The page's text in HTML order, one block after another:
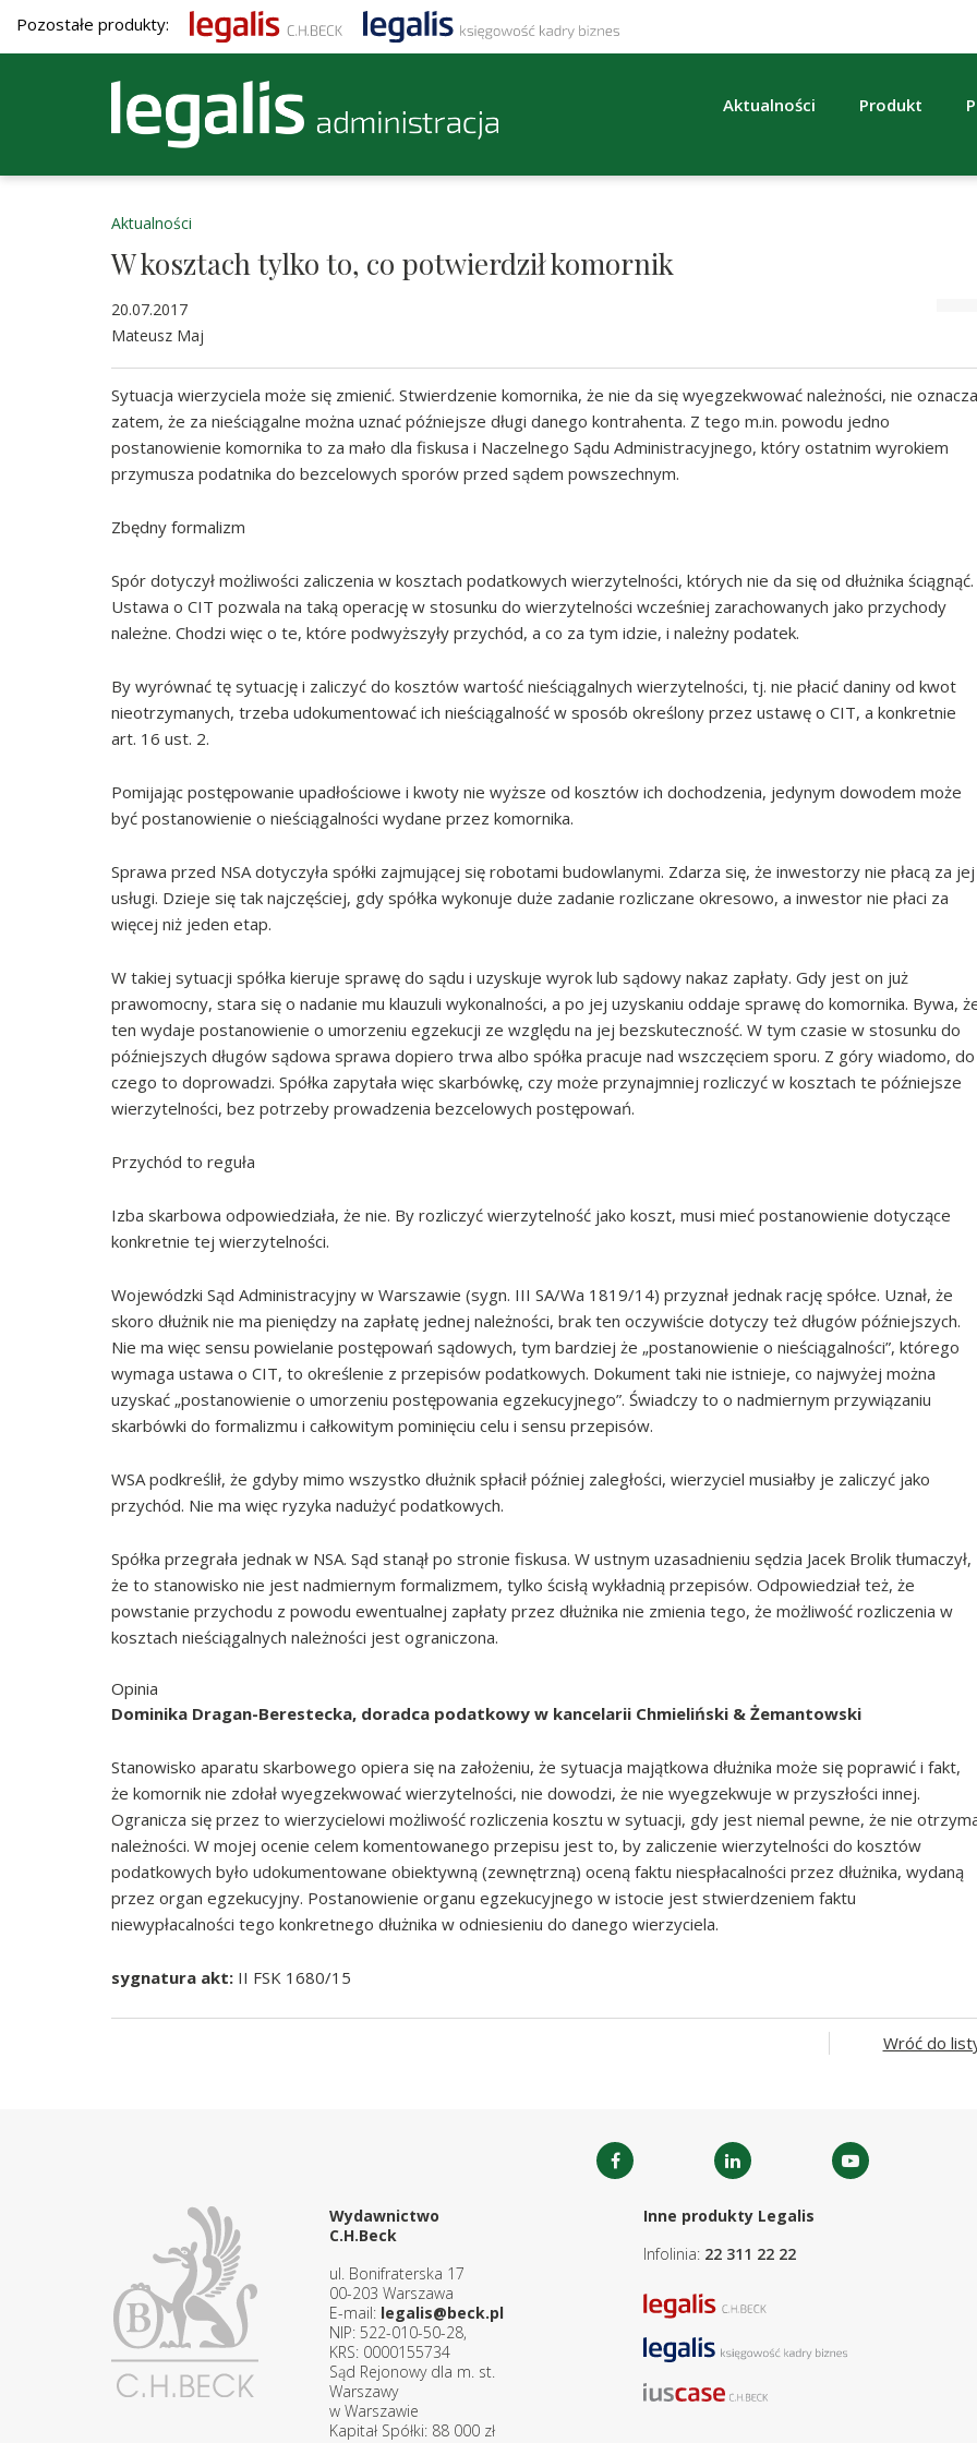
Pozostałe produkty:
Aktualności Produkt
Aktualności
W kosztach tylko to, co potwierdził komornik
20.07.2017
Mateusz Maj
Sytuacja wierzyciela może się zmienić. Stwierdzenie komornika, że nie da się wyegzekwować należności, nie oznacza
zatem, że za nieściągalne można uznać późniejsze długi danego kontrahenta. Z tego m.in. powodu jedno
postanowienie komornika to za mało dla fiskusa i Naczelnego Sądu Administracyjnego, który ostatnim wyrokiem
przymusza podatnika do bezcelowych sporów przed sądem powszechnym.
Zbędny formalizm
Spór dotyczył możliwości zaliczenia w kosztach podatkowych wierzytelności, których nie da się od dłużnika ściągnąć.
Ustawa o CIT pozwala na taką operację w stosunku do wierzytelności wcześniej zarachowanych jako przychody
należne. Chodzi więc o te, które podwyższyły przychód, a co za tym idzie, i należny podatek.
By wyrównać tę sytuację i zaliczyć do kosztów wartość nieściągalnych wierzytelności, tj. nie płacić daniny od kwot
nieotrzymanych, trzeba udokumentować ich nieściągalność w sposób określony przez ustawę o CIT, a konkretnie
art. 16 ust. 2.
Pomijając postępowanie upadłościowe i kwoty nie wyższe od kosztów ich dochodzenia, jedynym dowodem może
być postanowienie o nieściągalności wydane przez komornika.
Sprawa przed NSA dotyczyła spółki zajmującej się robotami budowlanymi. Zdarza się, że inwestorzy nie płacą za jej
usługi. Dzieje się tak najczęściej, gdy spółka wykonuje duże zadanie rozliczane okresowo, a inwestor nie płaci za
więcej niż jeden etap.
W takiej sytuacji spółka kieruje sprawę do sądu i uzyskuje wyrok lub sądowy nakaz zapłaty. Gdy jest on już
prawomocny, stara się o nadanie mu klauzuli wykonalności, a po jej uzyskaniu oddaje sprawę do komornika. Bywa,
ten wydaje postanowienie o umorzeniu egzekucji ze względu na jej bezskuteczność. W tym czasie w stosunku do
późniejszych długów sądowa sprawa dopiero trwa albo spółka pracuje nad wszczęciem sporu. Z góry wiadomo, do
czego to doprowadzi. Spółka zapytała więc skarbówkę, czy może przynajmniej rozliczyć w kosztach te późniejsze
wierzytelności, bez potrzeby prowadzenia bezcelowych postępowań.
Przychód to reguła
Izba skarbowa odpowiedziała, że nie. By rozliczyć wierzytelność jako koszt, musi mieć postanowienie dotyczące
konkretnie tej wierzytelności.
Wojewódzki Sąd Administracyjny w Warszawie (sygn. III SA/Wa 1819/14) przyznał jednak rację spółce. Uznał, że
skoro dłużnik nie ma pieniędzy na zapłatę jednej należności, brak ten oczywiście dotyczy też długów późniejszych.
Nie ma więc sensu powielanie postępowań sądowych, tym bardziej że „postanowienie o nieściągalności”, którego
wymaga ustawa o CIT, to określenie z przepisów podatkowych. Dokument taki nie istnieje, co najwyżej można
uzyskać „postanowienie o umorzeniu postępowania egzekucyjnego”. Świadczy to o nadmiernym przywiązaniu
skarbówki do formalizmu i całkowitym pominięciu celu i sensu przepisów.
WSA podkreślił, że gdyby mimo wszystko dłużnik spłacił później zaległości, wierzyciel musiałby je zaliczyć jako
przychód. Nie ma więc ryzyka nadużyć podatkowych.
Spółka przegrała jednak w NSA. Sąd stanął po stronie fiskusa. W ustnym uzasadnieniu sędzia Jacek Brolik tłumaczył,
że to stanowisko nie jest nadmiernym formalizmem, tylko ścisłą wykładnią przepisów. Odpowiedział też, że
powstanie przychodu z powodu ewentualnej zapłaty przez dłużnika nie zmienia tego, że możliwość rozliczenia w
kosztach nieściągalnych należności jest ograniczona.
Opinia
Dominika Dragan-Berestecka, doradca podatkowy w kancelarii Chmieliński & Żemantowski
Stanowisko aparatu skarbowego opiera się na założeniu, że sytuacja majątkowa dłużnika może się poprawić i fakt,
że komornik nie zdołał wyegzekwować wierzytelności, nie dowodzi, że nie wyegzekwuje w przyszłości innej.
Ogranicza się przez to wierzycielowi możliwość rozliczenia kosztu w sytuacji, gdy jest niemal pewne, że nie
należności. W mojej ocenie celem komentowanego przepisu jest to, by zaliczenie wierzytelności do kosztów
podatkowych było udokumentowane obiektywną (zewnętrzną) oceną faktu niespłacalności przez dłużnika, wydaną
przez organ egzekucyjny. Postanowienie organu egzekucyjnego w istocie jest stwierdzeniem faktu
niewypłacalności tego konkretnego dłużnika w odniesieniu do danego wierzyciela.
sygnatura akt: II FSK 1680/15
Wróć do
Wydawnictwo
C.H.Beck
ul. Bonifraterska 17
00-203 Warszawa
E-mail: legalis@beck.pl
NIP: 522-010-50-28,
KRS: 0000155734
Sąd Rejonowy dla m. st.
Warszawy
w Warszawie
Kapitał Spółki: 88 000 zł
Inne produkty Legalis
Infolinia: 22 311 22 22